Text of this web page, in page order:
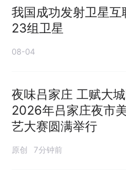
我国成功发射卫星互
23组卫星
08-04
夜味吕家庄 工赋大
2026年吕家庄夜市
艺大赛圆满举行
原创 7分钟前